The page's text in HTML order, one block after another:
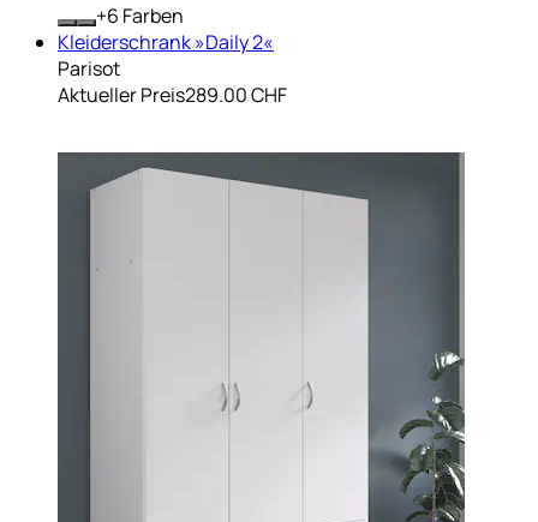
+
Farben
Kleiderschrank »Daily 2«
Parisot
Aktueller Preis289.00 CHF